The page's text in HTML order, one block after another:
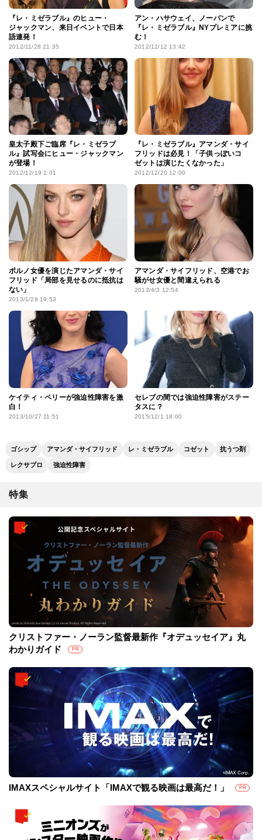
『レ・ミゼラブル』のヒュー・
ジャックマン、来日イベントで日本
語連発！
2012/11/28 21:35
アン・ハサウェイ、ノーパンで
『レ・ミゼラブル』NYプレミアに挑
む！
2012/12/12 13:42
皇太子殿下ご臨席『レ・ミゼラブ
ル』試写会にヒュー・ジャックマン
が登場！
2012/12/19 1:01
『レ・ミゼラブル』アマンダ・サイ
フリッドは必見！「子供っぽいコ
ゼットは演じたくなかった」
2012/12/20 12:00
ポルノ女優を演じたアマンダ・サイ
フリッド「局部を見せるのに抵抗は
ない」
2013/1/28 19:53
アマンダ・サイフリッド、空港でお
騒がせ女優と間違えられる
2013/4/3 12:54
ケイティ・ペリーが強迫性障害を激
白！
2013/10/27 11:51
セレブの間では強迫性障害がステー
タスに？
2015/12/1 18:00
ゴシップ アマンダ・サイフリッド レ・ミゼラブル コゼット 抗うつ剤
レクサプロ 強迫性障害
特集
クリストファー・ノーラン監督最新作『オデュッセイア』丸
わかりガイド
PR
IMAXスペシャルサイト「IMAXで観る映画は最高だ！」 PR